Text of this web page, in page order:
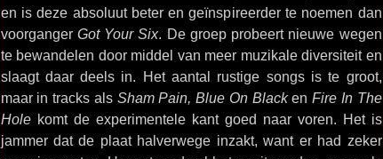
en is deze absoluut beter en geïnspireerder te noemen dan
voorganger Got Your Six. De groep probeert nieuwe wegen
te bewandelen door middel van meer muzikale diversiteit en
slaagt daar deels in. Het aantal rustige songs is te groot,
maar in tracks als Sham Pain, Blue On Blacken Fire In The
Holekomt de experimentele kant goed naar voren. Het is
jammer dat de plaat halverwege inzakt, want er had zeker